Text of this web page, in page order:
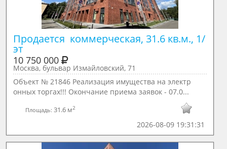
Продается  коммерческая, 31.6 кв.м., 1/
эт
10 750 000
Москва, бульвар Измайловский, 71
Объект № 21846 Реализация имущества на электр
онных торгах!!! Окончание приема заявок - 07.0...
Площадь:31.6 м2
2026-08-09 19:31:31